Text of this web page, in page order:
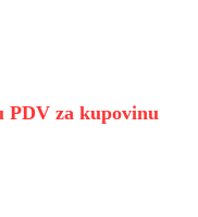
PDV za kupovinu